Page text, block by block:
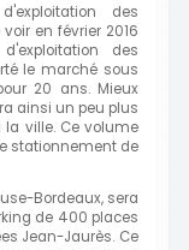
des
en février 2016
des
le marché sous
20 ans. Mieux
ainsi un peu plus
ville. Ce volume
stationnement de
Bordeaux, sera
de 400 places
Jean-Jaurès. Ce